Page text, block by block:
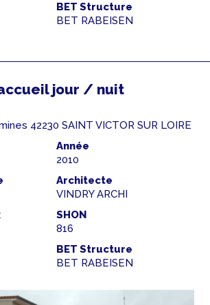
BET Structure
BET RABEISEN
jour / nuit
42230 SAINT VICTOR SUR LOIRE
Année
2010
Architecte
VINDRY ARCHI
SHON
816
BET Structure
BET RABEISEN